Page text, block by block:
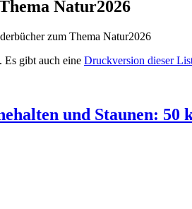
Natur2026
zum Thema Natur2026
Es gibt auch eine Druckversion dieser
und Staunen: 50